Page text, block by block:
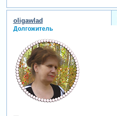
oligawlad
Долгожитель